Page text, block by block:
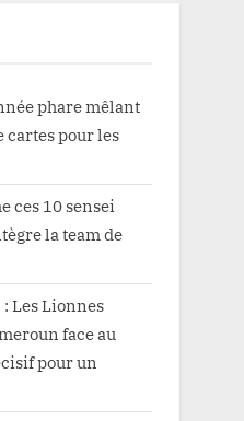
phare mêlant
cartes pour les
ces 10 sensei
la team de
Les Lionnes
face au
pour un